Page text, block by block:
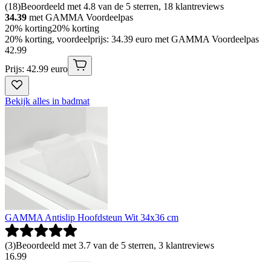
(18)Beoordeeld met 4.8 van de 5 sterren, 18 klantreviews
34.39 met GAMMA Voordeelpas
20% korting20% korting
20% korting, voordeelprijs: 34.39 euro met GAMMA Voordeelpas
42.99
Prijs: 42.99 euro
Bekijk alles in badmat
GAMMA Antislip Hoofdsteun Wit 34x36 cm
(3)Beoordeeld met 3.7 van de 5 sterren, 3 klantreviews
16.99